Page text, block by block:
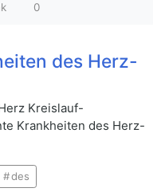
0
des Herz-
Kreislauf-
Krankheiten des Herz-
des